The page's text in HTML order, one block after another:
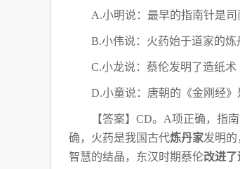
A.小明说：最早的指南针是司
B.小伟说：火药始于道家的炼
C.小龙说：蔡伦发明了造纸术
D.小童说：唐朝的《金刚经》
【答案】 CD。A项正确，指
确，火药是我国古代炼丹家发明
智慧的结晶，东汉时期蔡伦改进